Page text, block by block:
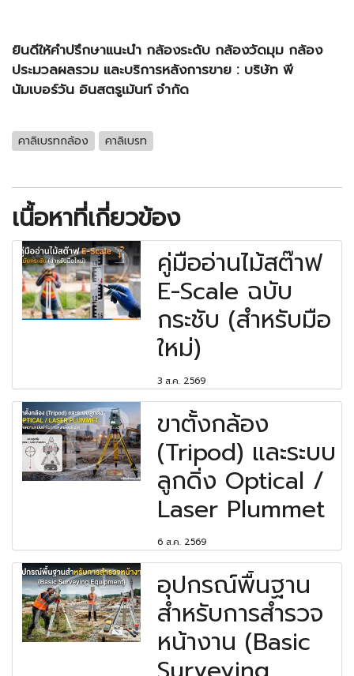
ยินดีให้คำปรึกษาแนะนำ กล้องระดับ กล้องวัดมุม กล้อง
ประมวลผลรวม และบริการหลังการขาย : บริษัท พี
นัมเบอร์วัน อินสตรูเม้นท์ จำกัด
คาลิเบรทกล้อง คาลิเบรท
เนื้อหาที่เกี่ยวข้อง
คู่มืออ่านไม้สต๊าฟ
E-Scale ฉบับ
กระชับ (สำหรับมือ
ใหม่)
3 ส.ค. 2569
ขาตั้งกล้อง
(Tripod) และระบบ
ลูกดิ่ง Optical /
Laser Plummet
6 ส.ค. 2569
อุปกรณ์พื้นฐาน
สำหรับการสำรวจ
หน้างาน (Basic